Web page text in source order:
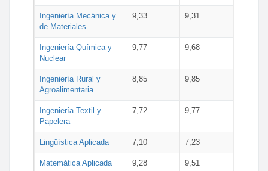
Ingeniería Mecánica y
de Materiales
9,33 9,31
Ingeniería Química y
Nuclear
9,77 9,68
Ingeniería Rural y
Agroalimentaria
8,85 9,85
Ingeniería Textil y
Papelera
7,72 9,77
Lingüística Aplicada 7,10 7,23
Matemática Aplicada 9,28 9,51